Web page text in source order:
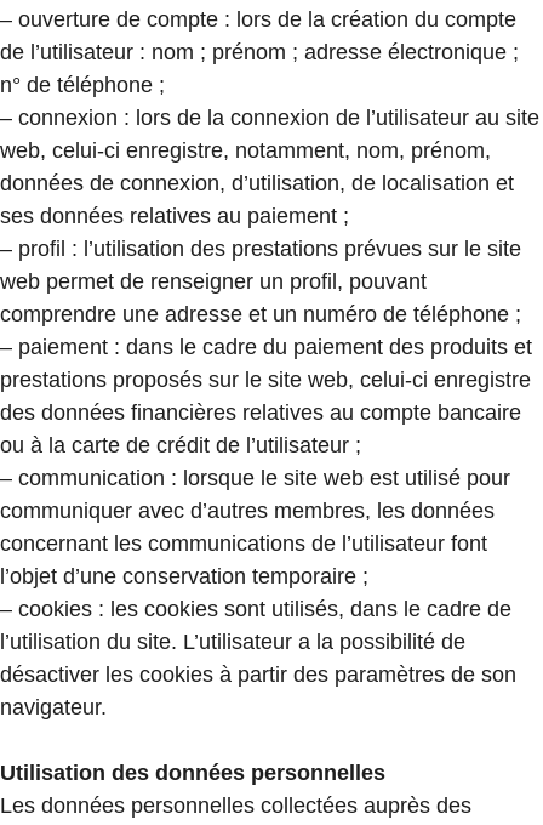
– ouverture de compte : lors de la création du compte
de l’utilisateur : nom ; prénom ; adresse électronique ;
n° de téléphone ;
– connexion : lors de la connexion de l’utilisateur au site
web, celui-ci enregistre, notamment, nom, prénom,
données de connexion, d’utilisation, de localisation et
ses données relatives au paiement ;
– profil : l’utilisation des prestations prévues sur le site
web permet de renseigner un profil, pouvant
comprendre une adresse et un numéro de téléphone ;
– paiement : dans le cadre du paiement des produits et
prestations proposés sur le site web, celui-ci enregistre
des données financières relatives au compte bancaire
ou à la carte de crédit de l’utilisateur ;
– communication : lorsque le site web est utilisé pour
communiquer avec d’autres membres, les données
concernant les communications de l’utilisateur font
l’objet d’une conservation temporaire ;
– cookies : les cookies sont utilisés, dans le cadre de
l’utilisation du site. L’utilisateur a la possibilité de
désactiver les cookies à partir des paramètres de son
navigateur.
Utilisation des données personnelles
Les données personnelles collectées auprès des